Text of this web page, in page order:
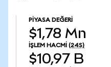
PIYASA DEĞERI
$1,78 Mn
İŞLEM HACMI (24S)
$10,97 B